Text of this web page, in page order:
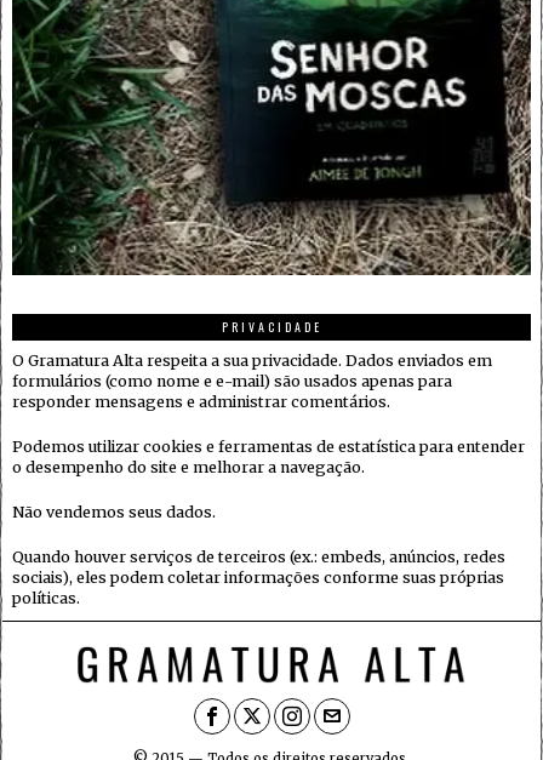
PRIVACIDADE
O Gramatura Alta respeita a sua privacidade. Dados enviados em
formulários (como nome e e-mail) são usados apenas para
responder mensagens e administrar comentários.
Podemos utilizar cookies e ferramentas de estatística para entender
o desempenho do site e melhorar a navegação.
Não vendemos seus dados.
Quando houver serviços de terceiros (ex.: embeds, anúncios, redes
sociais), eles podem coletar informações conforme suas próprias
políticas.